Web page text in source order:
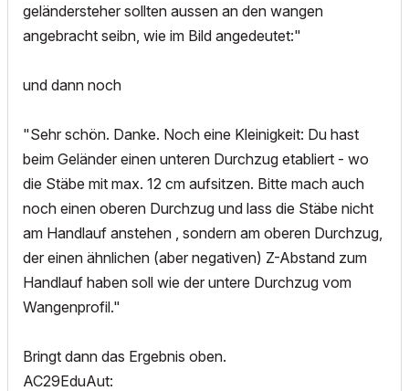
geländersteher sollten aussen an den wangen
angebracht seibn, wie im Bild angedeutet:"
und dann noch
"Sehr schön. Danke. Noch eine Kleinigkeit: Du hast
beim Geländer einen unteren Durchzug etabliert - wo
die Stäbe mit max. 12 cm aufsitzen. Bitte mach auch
noch einen oberen Durchzug und lass die Stäbe nicht
am Handlauf anstehen , sondern am oberen Durchzug,
der einen ähnlichen (aber negativen) Z-Abstand zum
Handlauf haben soll wie der untere Durchzug vom
Wangenprofil."
Bringt dann das Ergebnis oben.
AC29EduAut: